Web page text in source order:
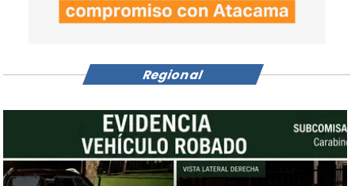
Regional